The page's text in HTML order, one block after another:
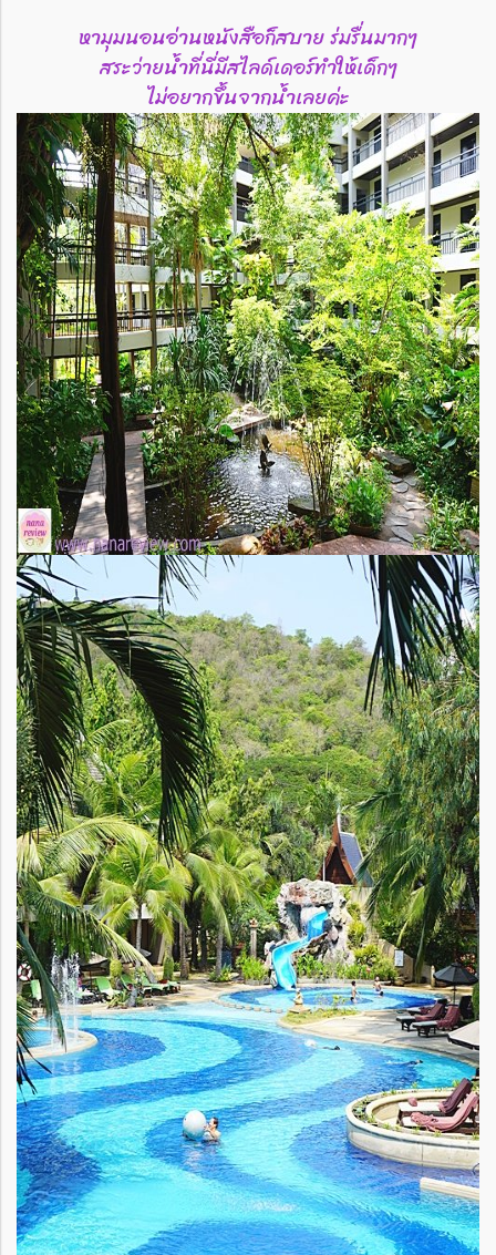
หามุมนอนอ่านหนังสือก็สบาย ร่มรื่นมากๆ
สระว่ายน้ำที่นี่มีสไลด์เดอร์ทำให้เด็กๆ
ไม่อยากขึ้นจากน้ำเลยค่ะ